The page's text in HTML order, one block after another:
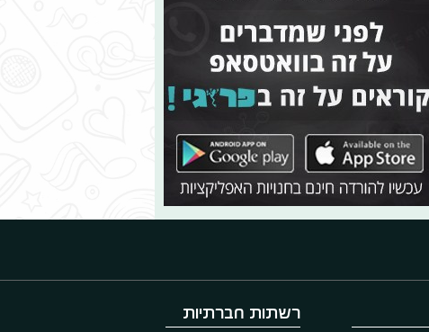
רשתות חברתיות